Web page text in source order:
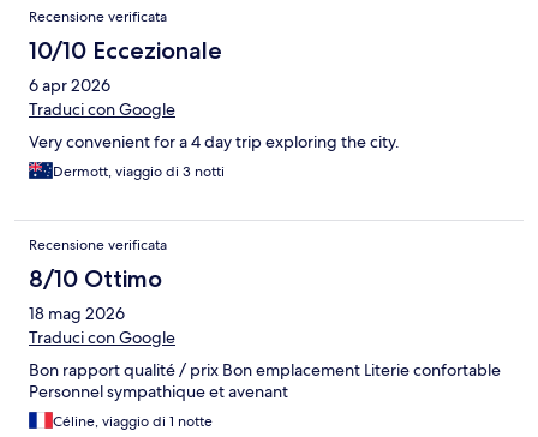
Recensione verificata
10/10 Eccezionale
6 apr 2026
Traduci con Google
Very convenient for a 4 day trip exploring the city.
Dermott, viaggio di 3 notti
Recensione verificata
8/10 Ottimo
18 mag 2026
Traduci con Google
Bon rapport qualité / prix Bon emplacement Literie confortable
Personnel sympathique et avenant
Céline, viaggio di 1 notte